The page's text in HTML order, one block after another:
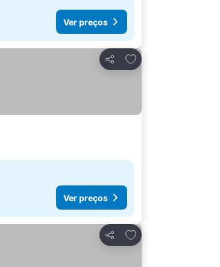
Ver preços
Partilhar
Adicionar aos
Ver preços
Partilhar
Adicionar aos